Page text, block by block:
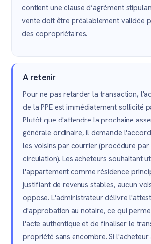
contient une clause d’agrément
vente doit être préalablement validée
des copropriétaires.
A retenir
Pour ne pas retarder la transaction,
de la PPE est immédiatement sollicité
Plutôt que d'attendre la prochaine
générale ordinaire, il demande
les voisins par courrier (procédure par
circulation). Les acheteurs souhaitant
l'appartement comme résidence
justifiant de revenus stables, aucun
oppose. L'administrateur délivre
d'approbation au notaire, ce qui
l'acte authentique et de finaliser le
propriété sans encombre. Si l'acheteur